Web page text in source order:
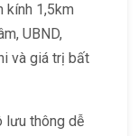
kính 1,5km
UBND,
và giá trị bất
lưu thông dễ